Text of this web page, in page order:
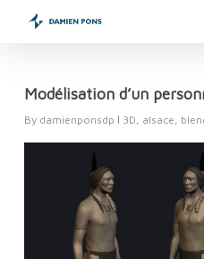
Modélisation d’un
By damienponsdp 3D, alsace,